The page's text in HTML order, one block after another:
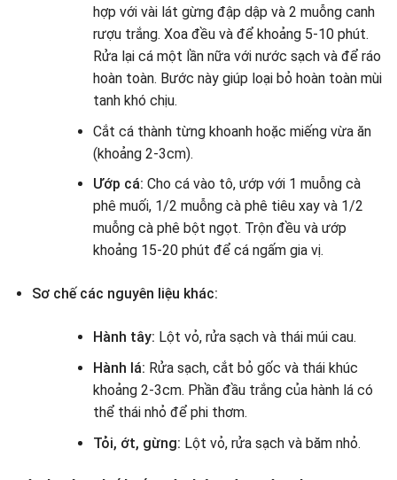
hợp với vài lát gừng đập dập và 2 muỗng canh
rượu trắng. Xoa đều và để khoảng 5-10 phút.
Rửa lại cá một lần nữa với nước sạch và để ráo
hoàn toàn. Bước này giúp loại bỏ hoàn toàn mùi
tanh khó chịu.
Cắt cá thành từng khoanh hoặc miếng vừa ăn
(khoảng 2-3cm).
Ướp cá: Cho cá vào tô, ướp với 1 muỗng cà
phê muối, 1/2 muỗng cà phê tiêu xay và 1/2
muỗng cà phê bột ngọt. Trộn đều và ướp
khoảng 15-20 phút để cá ngấm gia vị.
Sơ chế các nguyên liệu khác:
Hành tây: Lột vỏ, rửa sạch và thái múi cau.
Hành lá: Rửa sạch, cắt bỏ gốc và thái khúc
khoảng 2-3cm. Phần đầu trắng của hành lá có
thể thái nhỏ để phi thơm.
Tỏi, ớt, gừng: Lột vỏ, rửa sạch và băm nhỏ.